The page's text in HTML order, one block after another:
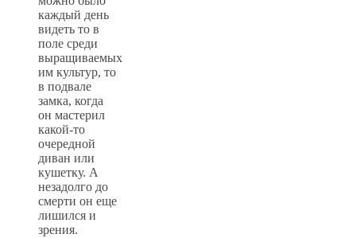
каждый день
видеть то в
поле среди
выращиваемых
им культур, то
в подвале
замка, когда
он мастерил
какой-то
очередной
диван или
кушетку. А
незадолго до
смерти он еще
лишился и
зрения.